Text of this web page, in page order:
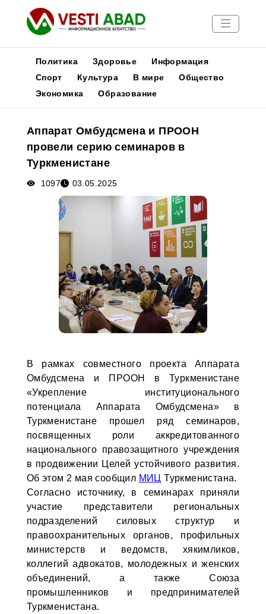
Новости
Медиа
Афиша
Политика Здоровье
Информация
Спорт
Культура В мире
Общество
Экономика
Образование
Аппарат Омбудсмена и ПРООН
провели серию семинаров в
Туркменистане
1097 03.05.2025
В рамках совместного проекта Аппарата
Омбудсмена и ПРООН в Туркменистане
«Укрепление институционального
потенциала Аппарата Омбудсмена» в
Туркменистане прошел ряд семинаров,
посвященных роли аккредитованного
национального правозащитного учреждения
в продвижении Целей устойчивого развития.
Об этом 2 мая сообщил МИЦ Туркменистана.
Согласно источнику, в семинарах приняли
участие представители региональных
подразделений силовых структур и
правоохранительных органов, профильных
министерств и ведомств, хякимликов,
коллегий адвокатов, молодежных и женских
объединений, а также Союза
промышленников и предпринимателей
Туркменистана.